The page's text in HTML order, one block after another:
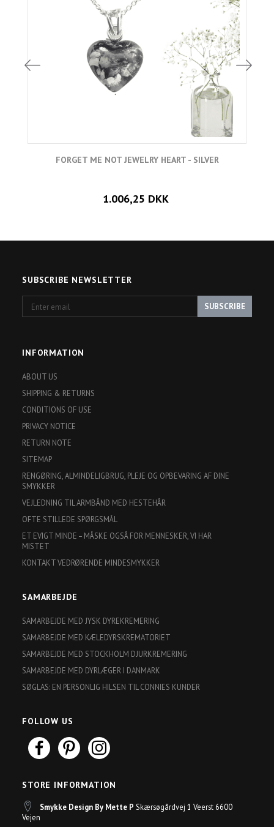
FORGET ME NOT JEWELRY HEART - SILVER
1.006,25 DKK
SUBSCRIBE NEWSLETTER
email
SUBSCRIBE
INFORMATION
ABOUT US
SHIPPING & RETURNS
CONDITIONS OF USE
PRIVACY NOTICE
RETURN NOTE
SITEMAP
RENGØRING, ALMINDELIGBRUG, PLEJE OG OPBEVARING AF DINE
SMYKKER
VEJLEDNING TIL ARMBÅND MED HESTEHÅR
OFTE STILLEDE SPØRGSMÅL
ET EVIGT MINDE – MÅSKE OGSÅ FOR MENNESKER, VI HAR
MISTET
KONTAKT VEDRØRENDE MINDESMYKKER
SAMARBEJDE
SAMARBEJDE MED JYSK DYREKREMERING
SAMARBEJDE MED KÆLEDYRSKREMATORIET
SAMARBEJDE MED STOCKHOLM DJURKREMERING
SAMARBEJDE MED DYRLÆGER I DANMARK
SØGLAS: EN PERSONLIG HILSEN TIL CONNIES KUNDER
FOLLOW US
STORE INFORMATION
Smykke Design By Mette P Skærsøgårdvej 1 Veerst 6600
Vejen